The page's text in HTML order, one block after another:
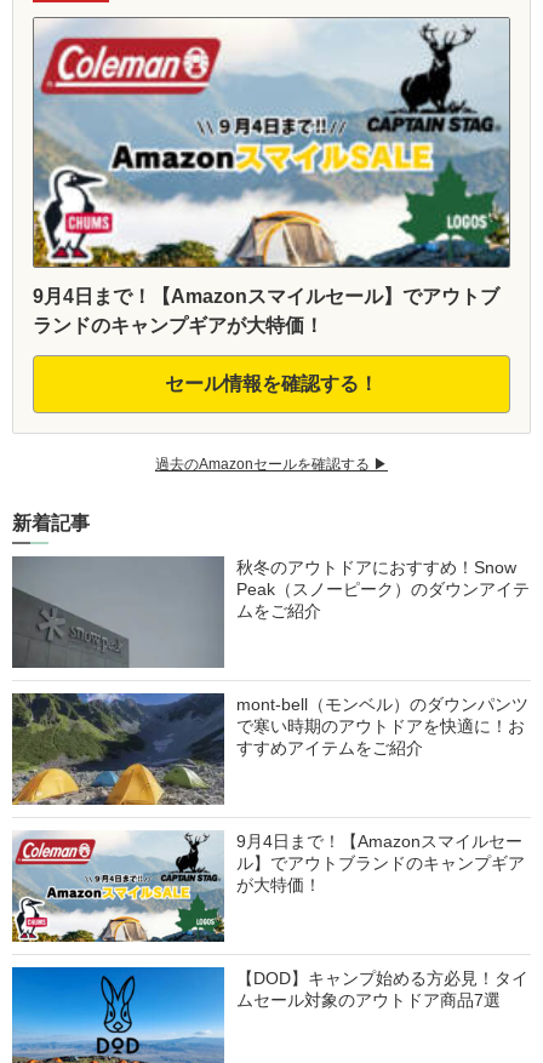
9月4日まで！【Amazonスマイルセール】でアウトブ
ランドのキャンプギアが大特価！
セール情報を確認する！
過去のAmazonセールを確認する ▶︎
新着記事
秋冬のアウトドアにおすすめ！Snow
Peak（スノーピーク）のダウンアイテ
ムをご紹介
mont-bell（モンベル）のダウンパンツ
で寒い時期のアウトドアを快適に！お
すすめアイテムをご紹介
9月4日まで！【Amazonスマイルセー
ル】でアウトブランドのキャンプギア
が大特価！
【DOD】キャンプ始める方必見！タイ
ムセール対象のアウトドア商品7選